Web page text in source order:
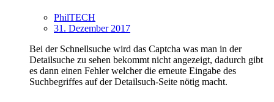
PhilTECH
31. Dezember 2017
Bei der Schnellsuche wird das Captcha was man in der
Detailsuche zu sehen bekommt nicht angezeigt, dadurch gibt
es dann einen Fehler welcher die erneute Eingabe des
Suchbegriffes auf der Detailsuch-Seite nötig macht.